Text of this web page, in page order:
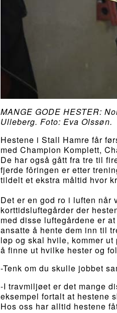
MANGE GODE HESTER:
Ulleberg. Foto: Eva Olssøn.
Hestene i Stall Hamre får
med Champion Komplett,
De har også gått fra tre til
fjerde fôringen er etter
tildelt et ekstra måltid hvor
Det er en god ro i luften når
korttidsluftegårder der
med disse luftegårdene er
ansatte å hente dem inn til
løp og skal hvile, kommer
å finne ut hvilke hester og
-Tenk om du skulle jobbet
-I travmiljøet er det mange
eksempel fortalt at hestene
Hos oss har alltid hestene